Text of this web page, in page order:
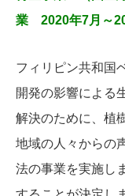
業 2020年7月～
フィリピン共和国
開発の影響による
解決のために、植
地域の人々からの
法の事業を実施し